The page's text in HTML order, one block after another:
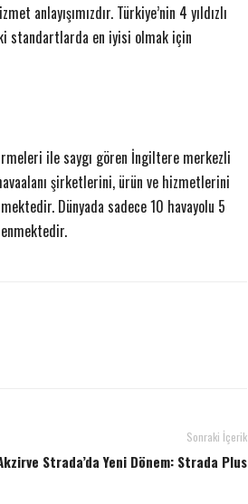
anlayışımızdır. Türkiye’nin 4 yıldızlı
standartlarda en iyisi olmak için
ile saygı gören İngiltere merkezli
şirketlerini, ürün ve hizmetlerini
Dünyada sadece 10 havayolu 5
Sonraki İçerik
Strada’da Yeni Dönem: Strada Plus